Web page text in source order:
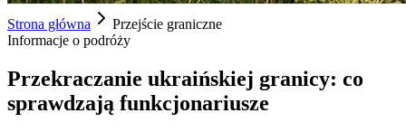
Strona główna
Przejście graniczne
Informacje o podróży
Przekraczanie ukraińskiej granicy: co
sprawdzają funkcjonariusze